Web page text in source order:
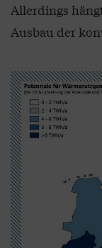
Allerdings
Ausbau der